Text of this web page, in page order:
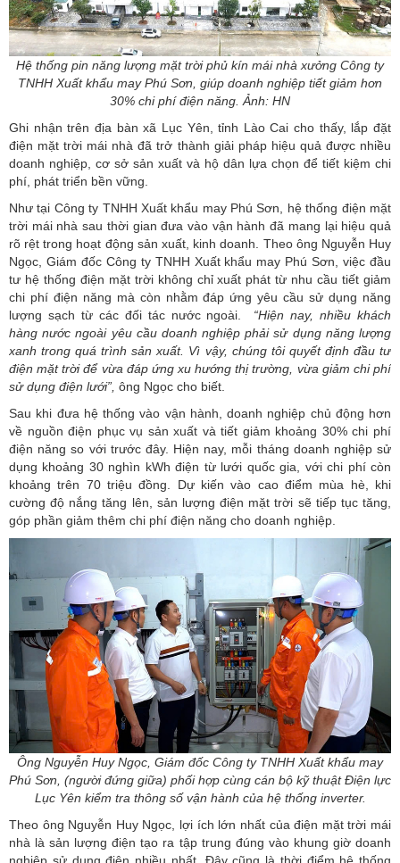
Hệ thống pin năng lượng mặt trời phủ kín mái nhà xưởng Công ty
TNHH Xuất khẩu may Phú Sơn, giúp doanh nghiệp tiết giảm hơn
30% chi phí điện năng. Ảnh: HN
Ghi nhận trên địa bàn xã Lục Yên,tỉnh Lào Cai cho thấy, lắp đặt
điện mặt trời mái nhà đã trở thành giải pháp hiệu quả được nhiều
doanh nghiệp, cơ sở sản xuất và hộ dân lựa chọn để tiết kiệm chi
phí, phát triển bền vững.
Như tại Công ty TNHH Xuất khẩu may Phú Sơn, hệ thống điện mặt
trời mái nhà sau thời gian đưa vào vận hành đã mang lại hiệu quả
rõ rệt trong hoạt động sản xuất, kinh doanh. Theo ông Nguyễn Huy
Ngọc, Giám đốc Công ty TNHH Xuất khẩu may Phú Sơn, việc đầu
tư hệ thống điện mặt trời không chỉ xuất phát từ nhu cầu tiết giảm
chi phí điện năng mà còn nhằm đáp ứng yêu cầu sử dụng năng
lượng sạch từ các đối tác nước ngoài. “Hiện nay, nhiều khách
hàng nước ngoài yêu cầu doanh nghiệp phải sử dụng năng lượng
xanh trong quá trình sản xuất. Vì vậy, chúng tôi quyết định đầu tư
điện mặt trời để vừa đáp ứng xu hướng thị trường, vừa giảm chi phí
sử dụng điện lưới”, ông Ngọc cho biết.
Sau khi đưa hệ thống vào vận hành, doanh nghiệp chủ động hơn
về nguồn điện phục vụ sản xuất và tiết giảm khoảng 30% chi phí
điện năng so với trước đây. Hiện nay, mỗi tháng doanh nghiệp sử
dụng khoảng 30 nghìn kWh điện từ lưới quốc gia, với chi phí còn
khoảng trên 70 triệu đồng. Dự kiến vào cao điểm mùa hè, khi
cường độ nắng tăng lên, sản lượng điện mặt trời sẽ tiếp tục tăng,
góp phần giảm thêm chi phí điện năng cho doanh nghiệp.
Ông Nguyễn Huy Ngọc, Giám đốc Công ty TNHH Xuất khẩu may
Phú Sơn, (người đứng giữa) phối hợp cùng cán bộ kỹ thuật Điện lực
Lục Yên kiểm tra thông số vận hành của hệ thống inverter.
Theo ông Nguyễn Huy Ngọc, lợi ích lớn nhất của điện mặt trời mái
nhà là sản lượng điện tạo ra tập trung đúng vào khung giờ doanh